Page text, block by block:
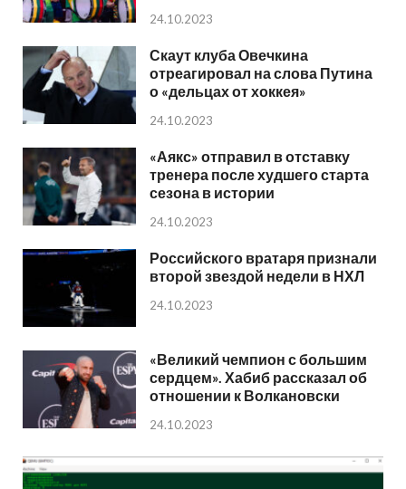
24.10.2023
Скаут клуба Овечкина
отреагировал на слова Путина
о «дельцах от хоккея»
24.10.2023
«Аякс» отправил в отставку
тренера после худшего старта
сезона в истории
24.10.2023
Российского вратаря признали
второй звездой недели в НХЛ
24.10.2023
«Великий чемпион с большим
сердцем». Хабиб рассказал об
отношении к Волкановски
24.10.2023